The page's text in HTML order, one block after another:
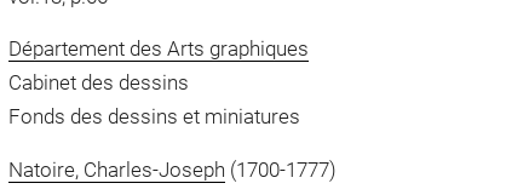
Département des Arts graphiques
Cabinet des dessins
Fonds des dessins et miniatures
Natoire, Charles-Joseph (1700-1777)